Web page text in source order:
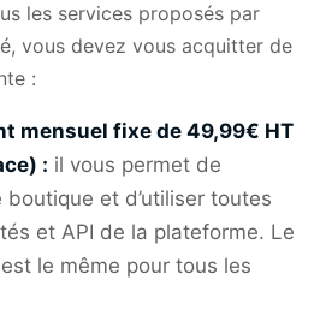
les services proposés par
vous devez vous acquitter de
:
mensuel fixe de 49,99€ HT
: il vous permet de
boutique et d’utiliser toutes
et API de la plateforme. Le
le même pour tous les